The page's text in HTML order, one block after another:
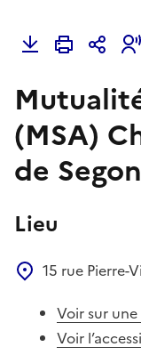
(MSA)
de
Lieu
15 rue Pierre-
Voir sur
Voir